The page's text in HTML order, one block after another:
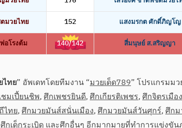
มวยไทย 152
แสงมรกต ศักดิ์ภิญโญ
อโรงต้ม 140/142 สี่มนุษย์ ส.สริญญา
ไทย” อัพเดทโดยทีมงาน “มวยเด็ด789” โปรแกรมม
มเปี้ยนชิพ,ศึกเพชรยินดี,ศึกเกียรติเพชร,ศึกจิตรเมื
ไทย,ศึกมวยมันส์สนั่นเมือง,ศึกมวยมันส์วันศุกร์,ศึก
ศึกเด็กระเบิดและศึกอื่นๆ อีกมากมายที่ทำการแข่งขัน